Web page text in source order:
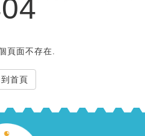
頁面不存在.
首頁